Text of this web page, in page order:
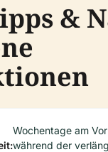
&
Wochentage am
während der